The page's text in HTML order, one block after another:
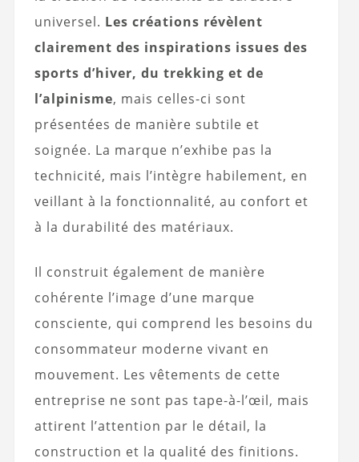
universel. Les créations révèlent
clairement des inspirations issues des
sports d’hiver, du trekking et de
l’alpinisme, mais celles-ci sont
présentées de manière subtile et
soignée. La marque n’exhibe pas la
technicité, mais l’intègre habilement, en
veillant à la fonctionnalité, au confort et
à la durabilité des matériaux.
Il construit également de manière
cohérente l’image d’une marque
consciente, qui comprend les besoins du
consommateur moderne vivant en
mouvement. Les vêtements de cette
entreprise ne sont pas tape-à-l’œil, mais
attirent l’attention par le détail, la
construction et la qualité des finitions.